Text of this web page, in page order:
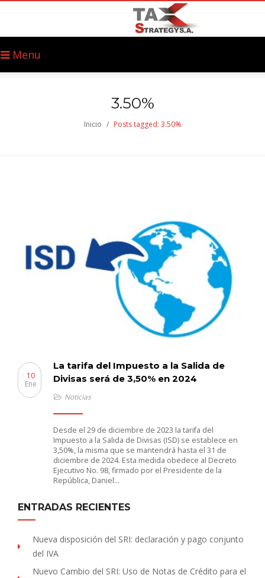
Menu
3.50%
Inicio / Posts tagged: 3.50%
La tarifa del Impuesto a la Salida de
Divisas será de 3,50% en 2024
10
Ene
Noticias
Desde el 29 de diciembre de 2023 la tarifa del
Impuesto a la Salida de Divisas (ISD) se establece en
3,50%, la misma que se mantendrá hasta el 31 de
diciembre de 2024. Esta medida obedece al Decreto
Ejecutivo No. 98, firmado por el Presidente de la
República, Daniel…
ENTRADAS RECIENTES
Nueva disposición del SRI: declaración y pago conjunto
del IVA
Nuevo Cambio del SRI: Uso de Notas de Crédito para el